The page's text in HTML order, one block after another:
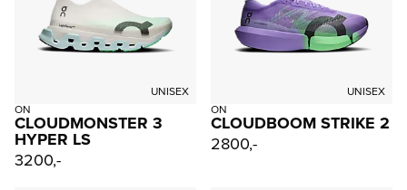
UNISEX
ON
CLOUDMONSTER 3
HYPER LS
3200,-
UNISEX
ON
CLOUDBOOM STRIKE 2
2800,-